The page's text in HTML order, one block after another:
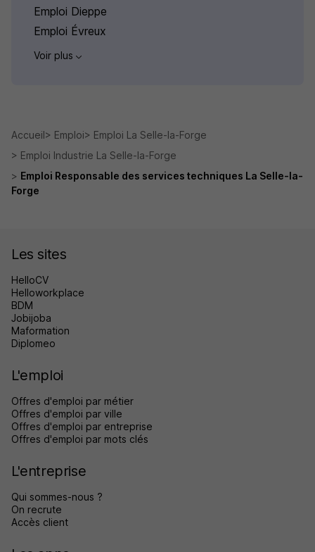
Emploi Dieppe
Emploi Évreux
Voir plus
Accueil Emploi
Emploi La Selle-la-Forge
Emploi Industrie La Selle-la-Forge
Emploi Responsable des services techniques La Selle-la-
Forge
Les sites
HelloCV
Helloworkplace
BDM
Jobijoba
Maformation
Diplomeo
L'emploi
Offres d'emploi par métier
Offres d'emploi par ville
Offres d'emploi par entreprise
Offres d'emploi par mots clés
L'entreprise
Qui sommes-nous ?
On recrute
Accès client